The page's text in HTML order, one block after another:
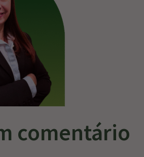
comentário